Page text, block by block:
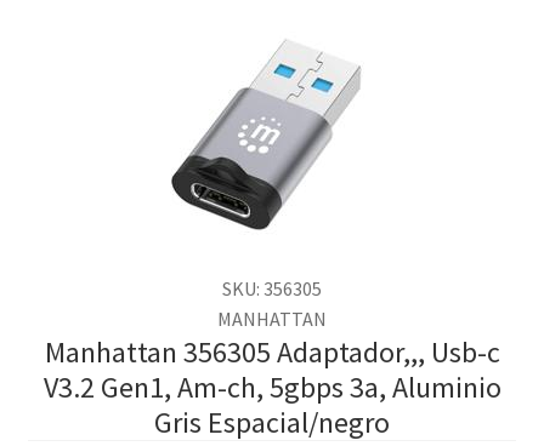
SKU: 356305
MANHATTAN
Manhattan 356305 Adaptador,,, Usb-c
V3.2 Gen1, Am-ch, 5gbps 3a, Aluminio
Gris Espacial/negro